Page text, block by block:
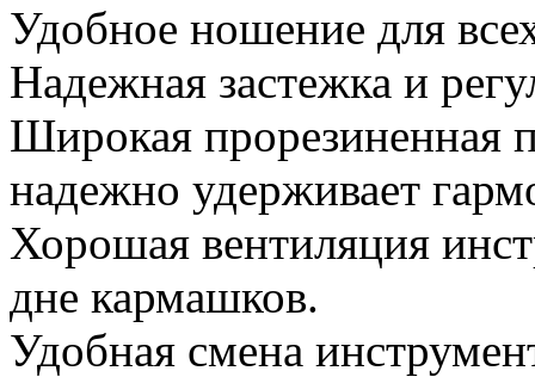
Удобное ношение для
Надежная застежка и
Широкая прорезиненная
надежно удерживает
Хорошая вентиляция
дне кармашков.
Удобная смена